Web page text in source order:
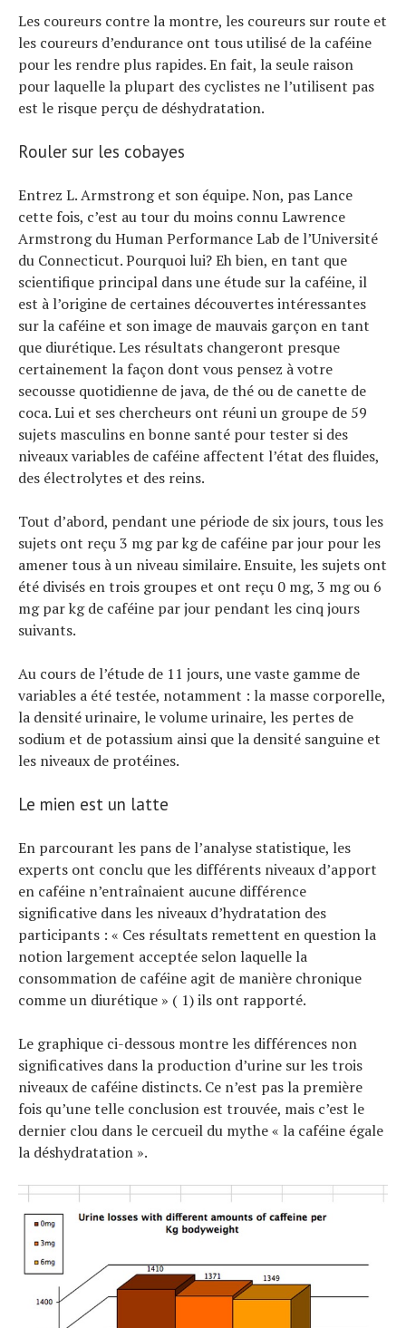
Les coureurs contre la montre, les coureurs sur route et
les coureurs d’endurance ont tous utilisé de la caféine
pour les rendre plus rapides. En fait, la seule raison
pour laquelle la plupart des cyclistes ne l’utilisent pas
est le risque perçu de déshydratation.
Rouler sur les cobayes
Entrez L. Armstrong et son équipe. Non, pas Lance
cette fois, c’est au tour du moins connu Lawrence
Armstrong du Human Performance Lab de l’Université
du Connecticut. Pourquoi lui? Eh bien, en tant que
scientifique principal dans une étude sur la caféine, il
est à l’origine de certaines découvertes intéressantes
sur la caféine et son image de mauvais garçon en tant
que diurétique. Les résultats changeront presque
certainement la façon dont vous pensez à votre
secousse quotidienne de java, de thé ou de canette de
coca. Lui et ses chercheurs ont réuni un groupe de 59
sujets masculins en bonne santé pour tester si des
niveaux variables de caféine affectent l’état des fluides,
des électrolytes et des reins.
Tout d’abord, pendant une période de six jours, tous les
sujets ont reçu 3 mg par kg de caféine par jour pour les
amener tous à un niveau similaire. Ensuite, les sujets ont
été divisés en trois groupes et ont reçu 0 mg, 3 mg ou 6
mg par kg de caféine par jour pendant les cinq jours
suivants.
Au cours de l’étude de 11 jours, une vaste gamme de
variables a été testée, notamment : la masse corporelle,
la densité urinaire, le volume urinaire, les pertes de
sodium et de potassium ainsi que la densité sanguine et
les niveaux de protéines.
Le mien est un latte
En parcourant les pans de l’analyse statistique, les
experts ont conclu que les différents niveaux d’apport
en caféine n’entraînaient aucune différence
significative dans les niveaux d’hydratation des
participants : « Ces résultats remettent en question la
notion largement acceptée selon laquelle la
consommation de caféine agit de manière chronique
comme un diurétique » ( 1) ils ont rapporté.
Le graphique ci-dessous montre les différences non
significatives dans la production d’urine sur les trois
niveaux de caféine distincts. Ce n’est pas la première
fois qu’une telle conclusion est trouvée, mais c’est le
dernier clou dans le cercueil du mythe « la caféine égale
la déshydratation ».